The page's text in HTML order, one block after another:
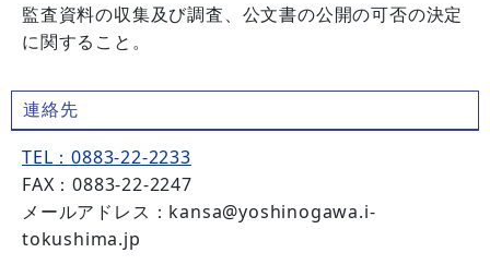
監査資料の収集及び調査、公文書の公開の可否の決定
に関すること。
連絡先
TEL：0883-22-2233
FAX：0883-22-2247
メールアドレス：kansa@yoshinogawa.i-
tokushima.jp